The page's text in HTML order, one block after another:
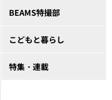
BEAMS特撮部
こどもと暮らし
特集・連載